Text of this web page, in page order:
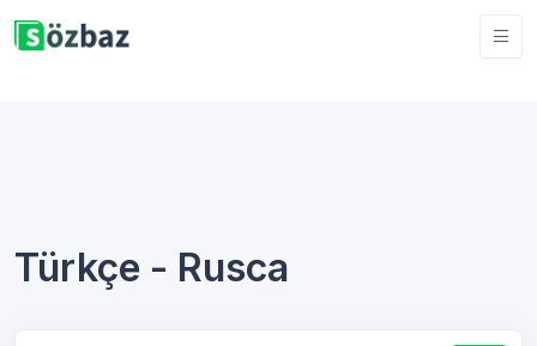
Türkçe - Rusca